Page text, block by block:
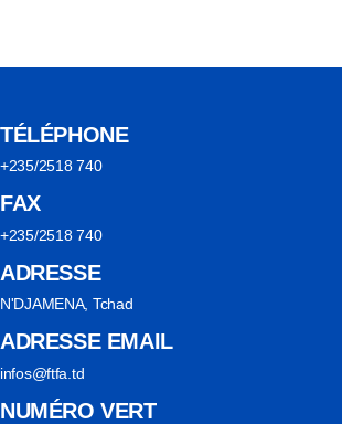
TÉLÉPHONE
+235/2518 740
FAX
+235/2518 740
ADRESSE
N'DJAMENA, Tchad
ADRESSE EMAIL
infos@ftfa.td
NUMÉRO VERT